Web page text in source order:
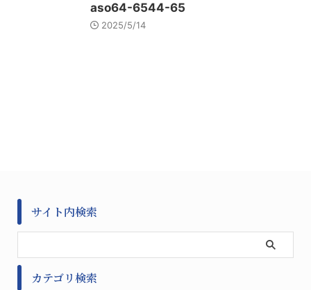
aso64-6544-65
2025/5/14
サイト内検索
カテゴリ検索